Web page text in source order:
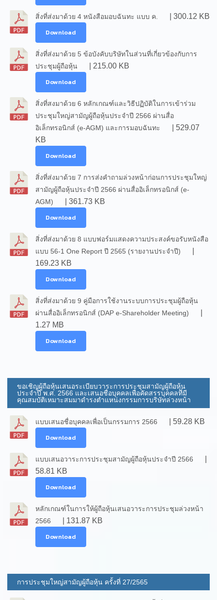
สิ่งที่ส่งมาด้วย 4 หนังสือมอบฉันทะ แบบ ค. | 300.12 KB
Download
สิ่งที่ส่งมาด้วย 5 ข้อบังคับบริษัทในส่วนที่เกี่ยวข้องกับการ
ประชุมผู้ถือหุ้น
| 215.00 KB
Download
สิ่งที่สงมาด้วย 6 หลักเกณฑ์และวิธีปฏิบัติในการเข้าร่วม
ประชุมใหญ่สามัญผู้ถือหุ้นประจำปี 2566 ผ่านสื่อ
อิเล็กทรอนิกส์ (e-AGM) และการมอบฉันทะ
| 529.07
KB
Download
สิ่งที่ส่งมาด้วย 7 การส่งคำถามล่วงหน้าก่อนการประชุมใหญ่
สามัญผู้ถือหุ้นประจำปี 2566 ผ่านสื่ออิเล็กทรอนิกส์ (e-
AGM)
| 361.73 KB
Download
สิ่งที่ส่งมาด้วย 8 แบบฟอร์มแสดงความประสงค์ขอรับหนังสือ
แบบ 56-1 One Report ปี 2565 (รายงานประจำปี)
169.23 KB
Download
สิ่งที่ส่งมาด้วย 9 คู่มือการใช้งานระบบการประชุมผู้ถือหุ้น
ผ่านสื่ออิเล็กทรอนิกส์ (DAP e-Shareholder Meeting)
1.27 MB
Download
ขอเชิญผู้ถือหุ้นเสนอระเบียบวาระการประชุมสามัญผู้ถือหุ้น
ประจำปี พ.ศ. 2566 และเสนอชื่อบุคคลเพื่อคัดสรรบุคคลที่มี
คุณสมบัติเหมาะสมมาดำรงตำแหน่งกรรมการบริษัทล่วงหน้า
แบบเสนอชื่อบุคคลเพื่อเป็นกรรมการ 2566 | 59.28 KB
Download
แบบเสนอวาระการประชุมสามัญผู้ถือหุ้นประจำปี 2566
58.81 KB
Download
หลักเกณฑ์ในการให้ผู้ถือหุ้นเสนอวาระการประชุมล่วงหน้า
2566
| 131.87 KB
Download
การประชุมใหญ่สามัญผู้ถือหุ้น ครั้งที่ 27/2565